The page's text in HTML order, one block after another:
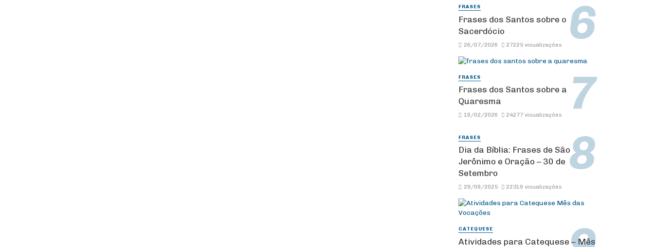
FRASES
Frases dos Santos sobre o
Sacerdócio
26/07/2026 27225 visualizações
FRASES
Frases dos Santos sobre a
Quaresma
18/02/2026 24277 visualizações
FRASES
Dia da Bíblia: Frases de São
Jerônimo e Oração – 30 de
Setembro
29/09/2025 22319 visualizações
CATEQUESE
Atividades para Catequese – Mês